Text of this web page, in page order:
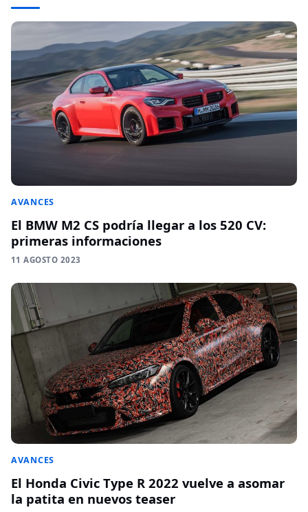
AVANCES
El BMW M2 CS podría llegar a los 520 CV:
primeras informaciones
11 AGOSTO 2023
AVANCES
El Honda Civic Type R 2022 vuelve a asomar
la patita en nuevos teaser